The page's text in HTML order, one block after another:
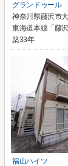
グランドゥール
神奈川県藤沢市
東海道本線「藤
築33年
福山ハイツ